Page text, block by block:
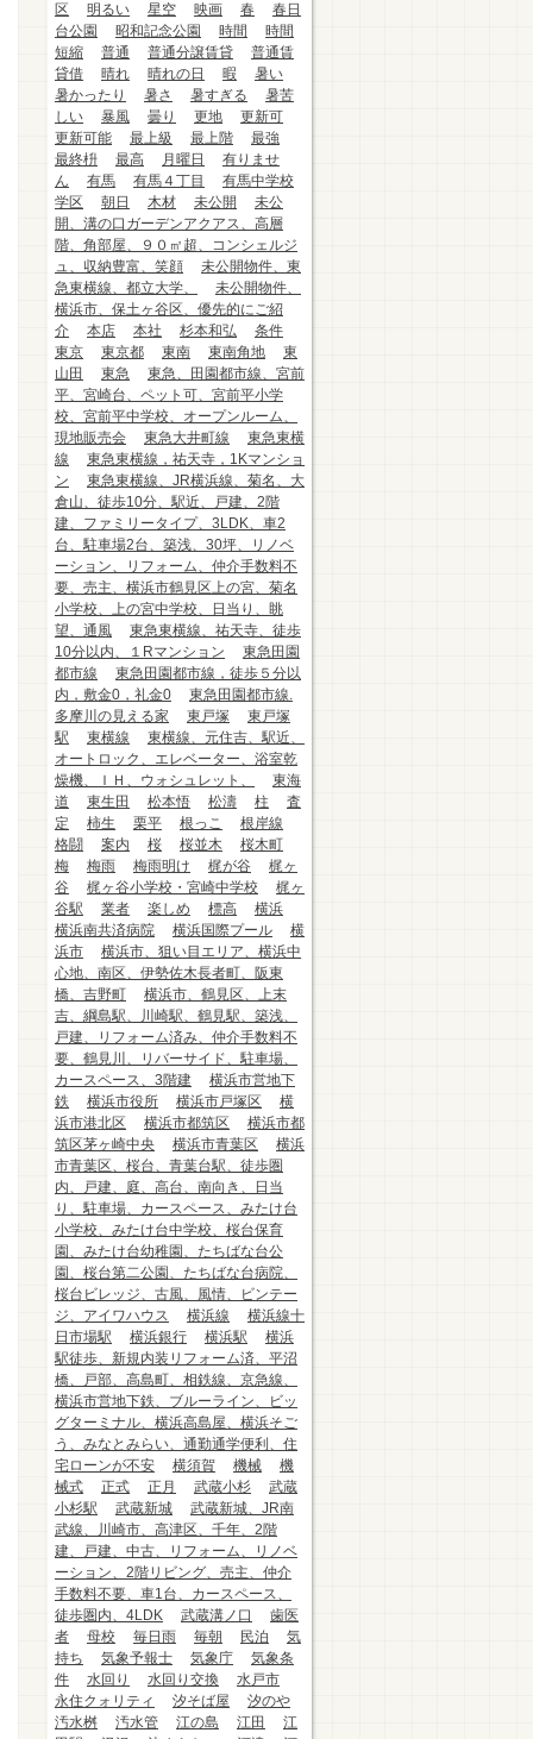
区
明るい 星空 映画 春
春日
台公園
昭和記念公園 時間
時間
短縮
普通 普通分譲賃貸
普通賃
貸借
晴れ 晴れの日 暇
暑い
暑かったり
暑さ 暑すぎる
暑苦
しい
暴風 曇り 更地
更新可
更新可能
最上級 最上階
最強
最終枡
最高 月曜日
有りませ
ん
有馬 有馬４丁目
有馬中学校
学区
朝日 木材 未公開
未公
開、溝の口ガーデンアクアス、高層
階、角部屋、９０㎡超、コンシェルジ
ュ、収納豊富、笑顔
未公開物件、東
急東横線、都立大学、
未公開物件、
横浜市、保土ヶ谷区、優先的にご紹
介
本店 本社 杉本和弘
条件
東京
東京都 東南 東南角地
東
山田
東急
東急、田園都市線、宮前
平、宮崎台、ペット可、宮前平小学
校、宮前平中学校、オープンルーム、
現地販売会
東急大井町線
東急東横
線
東急東横線，祐天寺，1Kマンショ
ン
東急東横線、JR横浜線、菊名、大
倉山、徒歩10分、駅近、戸建、2階
建、ファミリータイプ、3LDK、車2
台、駐車場2台、築浅、30坪、リノベ
ーション、リフォーム、仲介手数料不
要、売主、横浜市鶴見区上の宮、菊名
小学校、上の宮中学校、日当り、眺
望、通風
東急東横線、祐天寺、徒歩
10分以内、１Rマンション
東急田園
都市線
東急田園都市線，徒歩５分以
内，敷金0，礼金0
東急田園都市線.
多摩川の見える家
東戸塚
東戸塚
駅
東横線
東横線、元住吉、駅近、
オートロック、エレベーター、浴室乾
燥機、ＩＨ、ウォシュレット、
東海
道
東生田 松本悟 松濤 柱
査
定
柿生 栗平 根っこ
根岸線
格闘
案内 桜 桜並木
桜木町
梅
梅雨 梅雨明け 梶が谷
梶ヶ
谷
梶ヶ谷小学校・宮崎中学校
梶ヶ
谷駅
業者 楽しめ 標高
横浜
横浜南共済病院
横浜国際プール
横
浜市
横浜市、狙い目エリア、横浜中
心地、南区、伊勢佐木長者町、阪東
橋、吉野町
横浜市、鶴見区、上末
吉、綱島駅、川崎駅、鶴見駅、築浅、
戸建、リフォーム済み、仲介手数料不
要、鶴見川、リバーサイド、駐車場、
カースペース、3階建
横浜市営地下
鉄
横浜市役所 横浜市戸塚区
横
浜市港北区
横浜市都筑区
横浜市都
筑区茅ヶ崎中央
横浜市青葉区
横浜
市青葉区、桜台、青葉台駅、徒歩圏
内、戸建、庭、高台、南向き、日当
り、駐車場、カースペース、みたけ台
小学校、みたけ台中学校、桜台保育
園、みたけ台幼稚園、たちばな台公
園、桜台第二公園、たちばな台病院、
桜台ビレッジ、古風、風情、ビンテー
ジ、アイワハウス
横浜線
横浜線十
日市場駅
横浜銀行 横浜駅
横浜
駅徒歩、新規内装リフォーム済、平沼
橋、戸部、高島町、相鉄線、京急線、
横浜市営地下鉄、ブルーライン、ビッ
グターミナル、横浜高島屋、横浜そご
う、みなとみらい、通勤通学便利、住
宅ローンが不安
横須賀 機械
機
械式
正式 正月 武蔵小杉
武蔵
小杉駅
武蔵新城
武蔵新城、JR南
武線、川崎市、高津区、千年、2階
建、戸建、中古、リフォーム、リノベ
ーション、2階リビング、売主、仲介
手数料不要、車1台、カースペース、
徒歩圏内、4LDK
武蔵溝ノ口
歯医
者
母校 毎日雨 毎朝 民泊
気
持ち
気象予報士 気象庁
気象条
件
水回り 水回り交換
水戸市
永住クォリティ
汐そば屋
汐のや
汚水桝
汚水管 江の島 江田
江